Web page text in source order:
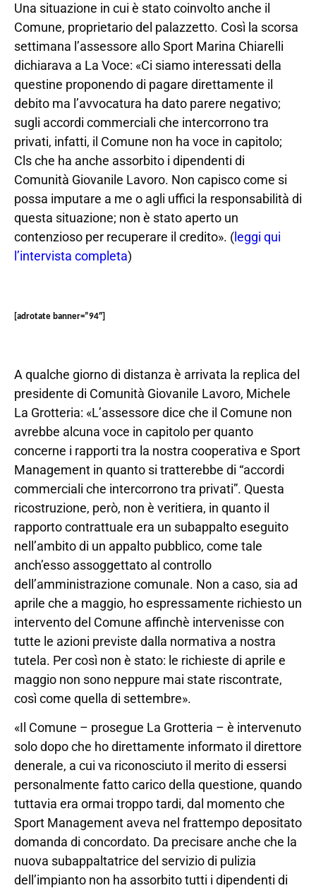
Una situazione in cui è stato coinvolto anche il
Comune, proprietario del palazzetto. Così la scorsa
settimana l’assessore allo Sport Marina Chiarelli
dichiarava a La Voce: «Ci siamo interessati della
questine proponendo di pagare direttamente il
debito ma l’avvocatura ha dato parere negativo;
sugli accordi commerciali che intercorrono tra
privati, infatti, il Comune non ha voce in capitolo;
Cls che ha anche assorbito i dipendenti di
Comunità Giovanile Lavoro. Non capisco come si
possa imputare a me o agli uffici la responsabilità di
questa situazione; non è stato aperto un
contenzioso per recuperare il credito». (leggi qui
l’intervista completa)
[adrotate banner=”94″]
A qualche giorno di distanza è arrivata la replica del
presidente di Comunità Giovanile Lavoro, Michele
La Grotteria: «L’assessore dice che il Comune non
avrebbe alcuna voce in capitolo per quanto
concerne i rapporti tra la nostra cooperativa e Sport
Management in quanto si tratterebbe di “accordi
commerciali che intercorrono tra privati”. Questa
ricostruzione, però, non è veritiera, in quanto il
rapporto contrattuale era un subappalto eseguito
nell’ambito di un appalto pubblico, come tale
anch’esso assoggettato al controllo
dell’amministrazione comunale. Non a caso, sia ad
aprile che a maggio, ho espressamente richiesto un
intervento del Comune affinchè intervenisse con
tutte le azioni previste dalla normativa a nostra
tutela. Per così non è stato: le richieste di aprile e
maggio non sono neppure mai state riscontrate,
così come quella di settembre».
«Il Comune – prosegue La Grotteria – è intervenuto
solo dopo che ho direttamente informato il direttore
denerale, a cui va riconosciuto il merito di essersi
personalmente fatto carico della questione, quando
tuttavia era ormai troppo tardi, dal momento che
Sport Management aveva nel frattempo depositato
domanda di concordato. Da precisare anche che la
nuova subappaltatrice del servizio di pulizia
dell’impianto non ha assorbito tutti i dipendenti di